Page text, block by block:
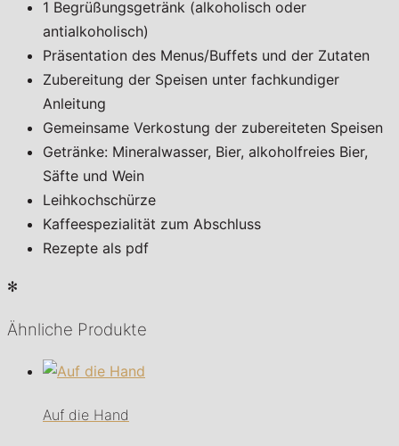
1 Begrüßungsgetränk (alkoholisch oder
antialkoholisch)
Präsentation des Menus/Buffets und der Zutaten
Zubereitung der Speisen unter fachkundiger
Anleitung
Gemeinsame Verkostung der zubereiteten Speisen
Getränke: Mineralwasser, Bier, alkoholfreies Bier,
Säfte und Wein
Leihkochschürze
Kaffeespezialität zum Abschluss
Rezepte als pdf
✻
Ähnliche Produkte
Auf die Hand